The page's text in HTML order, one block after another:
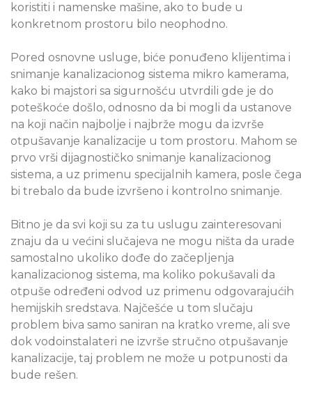
koristiti i namenske mašine, ako to bude u
konkretnom prostoru bilo neophodno.
Pored osnovne usluge, biće ponuđeno klijentima i
snimanje kanalizacionog sistema mikro kamerama,
kako bi majstori sa sigurnošću utvrdili gde je do
poteškoće došlo, odnosno da bi mogli da ustanove
na koji način najbolje i najbrže mogu da izvrše
otpušavanje kanalizacije u tom prostoru. Mahom se
prvo vrši dijagnostičko snimanje kanalizacionog
sistema, a uz primenu specijalnih kamera, posle čega
bi trebalo da bude izvršeno i kontrolno snimanje.
Bitno je da svi koji su za tu uslugu zainteresovani
znaju da u većini slučajeva ne mogu ništa da urade
samostalno ukoliko dođe do začepljenja
kanalizacionog sistema, ma koliko pokušavali da
otpuše određeni odvod uz primenu odgovarajućih
hemijskih sredstava. Najčešće u tom slučaju
problem biva samo saniran na kratko vreme, ali sve
dok vodoinstalateri ne izvrše stručno otpušavanje
kanalizacije, taj problem ne može u potpunosti da
bude rešen.